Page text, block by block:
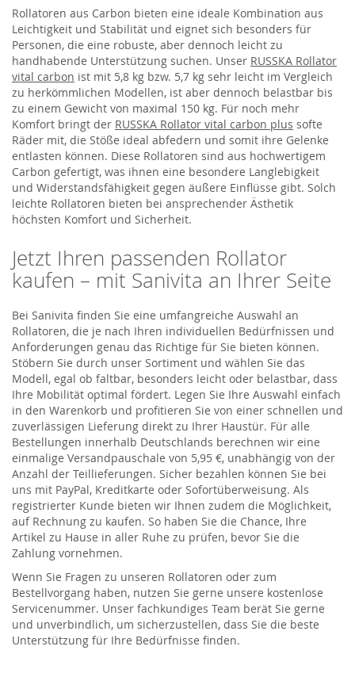
Rollatoren aus Carbon bieten eine ideale Kombination aus
Leichtigkeit und Stabilität und eignet sich besonders für
Personen, die eine robuste, aber dennoch leicht zu
handhabende Unterstützung suchen. Unser RUSSKA Rollator
vital carbon ist mit 5,8 kg bzw. 5,7 kg sehr leicht im Vergleich
zu herkömmlichen Modellen, ist aber dennoch belastbar bis
zu einem Gewicht von maximal 150 kg. Für noch mehr
Komfort bringt der RUSSKA Rollator vital carbon plus softe
Räder mit, die Stöße ideal abfedern und somit ihre Gelenke
entlasten können. Diese Rollatoren sind aus hochwertigem
Carbon gefertigt, was ihnen eine besondere Langlebigkeit
und Widerstandsfähigkeit gegen äußere Einflüsse gibt. Solch
leichte Rollatoren bieten bei ansprechender Ästhetik
höchsten Komfort und Sicherheit.
Jetzt Ihren passenden Rollator
kaufen – mit Sanivita an Ihrer Seite
Bei Sanivita finden Sie eine umfangreiche Auswahl an
Rollatoren, die je nach Ihren individuellen Bedürfnissen und
Anforderungen genau das Richtige für Sie bieten können.
Stöbern Sie durch unser Sortiment und wählen Sie das
Modell, egal ob faltbar, besonders leicht oder belastbar, dass
Ihre Mobilität optimal fördert. Legen Sie Ihre Auswahl einfach
in den Warenkorb und profitieren Sie von einer schnellen und
zuverlässigen Lieferung direkt zu Ihrer Haustür. Für alle
Bestellungen innerhalb Deutschlands berechnen wir eine
einmalige Versandpauschale von 5,95 €, unabhängig von der
Anzahl der Teillieferungen. Sicher bezahlen können Sie bei
uns mit PayPal, Kreditkarte oder Sofortüberweisung. Als
registrierter Kunde bieten wir Ihnen zudem die Möglichkeit,
auf Rechnung zu kaufen. So haben Sie die Chance, Ihre
Artikel zu Hause in aller Ruhe zu prüfen, bevor Sie die
Zahlung vornehmen.
Wenn Sie Fragen zu unseren Rollatoren oder zum
Bestellvorgang haben, nutzen Sie gerne unsere kostenlose
Servicenummer. Unser fachkundiges Team berät Sie gerne
und unverbindlich, um sicherzustellen, dass Sie die beste
Unterstützung für Ihre Bedürfnisse finden.